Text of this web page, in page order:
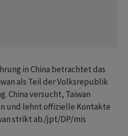
in China betrachtet das
als Teil der Volksrepublik
China versucht, Taiwan
und lehnt offizielle Kontakte
strikt ab./jpt/DP/mis